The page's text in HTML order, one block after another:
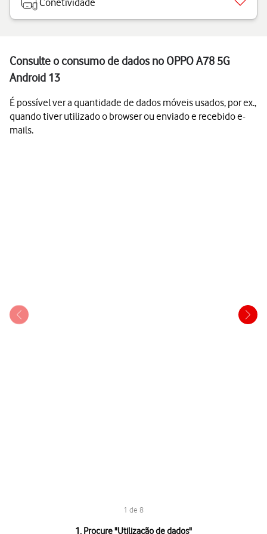
Conetividade
Consulte o consumo de dados no OPPO A78 5G
Android 13
É possível ver a quantidade de dados móveis usados, por ex.,
quando tiver utilizado o browser ou enviado e recebido e-
mails.
1 de 8
1. Procure "Utilização de dados"